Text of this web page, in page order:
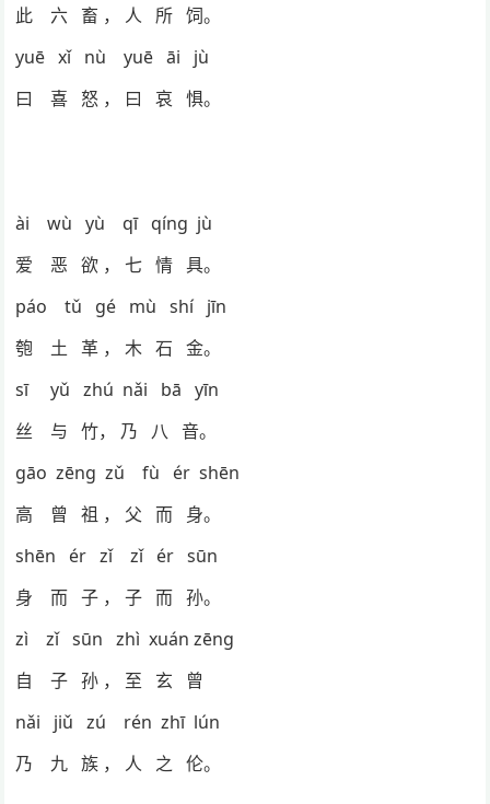
此 六 畜 ， 人 所 饲。
yuē xǐ nù yuē āi jù
曰 喜 怒 ， 曰 哀 惧。
ài wù yù qī qíng jù
爱 恶 欲 ， 七 情 具。
páo tǔ gé mù shí jīn
匏 土 革 ， 木 石 金。
sī yǔ zhú nǎi bā yīn
丝 与 竹， 乃 八 音。
gāo zēng zǔ fù ér shēn
高 曾 祖 ， 父 而 身。
shēn ér zǐ zǐ ér sūn
身 而 子 ， 子 而 孙。
zì zǐ sūn zhì xuán zēng
自 子 孙 ， 至 玄 曾
nǎi jiǔ zú rén zhī lún
乃 九 族 ， 人 之 伦。